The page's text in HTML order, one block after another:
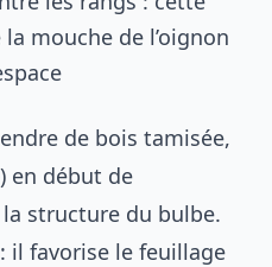
mouche de l’oignon
de bois tamisée,
en début de
structure du bulbe.
: il favorise le feuillage